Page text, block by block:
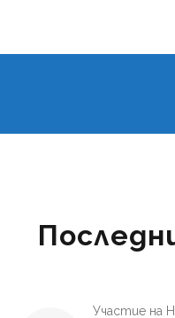
Участие на